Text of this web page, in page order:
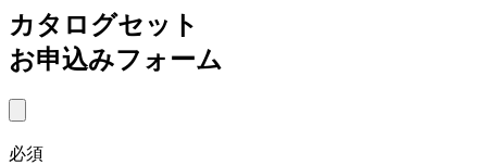
カタログセット
お申込みフォーム
必須